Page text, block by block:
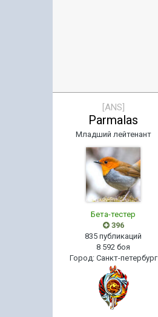
[ANS]
Parmalas
Младший лейтенант
Бета-тестер
396
835 публикаций
8 592 боя
Город: Санкт-петербург